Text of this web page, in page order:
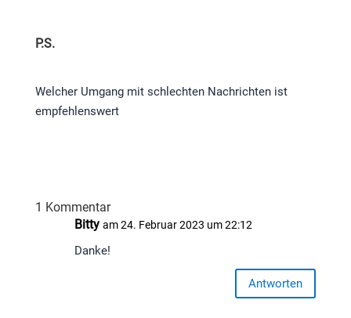
P.S.​
Welcher Umgang mit schlechten Nachrichten ist
empfehlenswert
1 Kommentar
Bitty am 24. Februar 2023 um 22:12
Danke!
Antworten